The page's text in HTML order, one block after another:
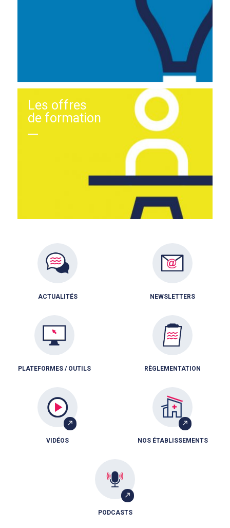
Les offres
de formation
ACTUALITÉS NEWSLETTERS
PLATEFORMES / OUTILS RÈGLEMENTATION
VIDÉOS NOS ÉTABLISSEMENTS
PODCASTS